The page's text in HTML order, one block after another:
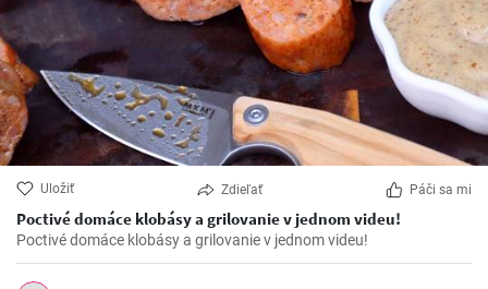
Uložiť Zdieľať Páči sa mi
Poctivé domáce klobásy a grilovanie v jednom videu!
Poctivé domáce klobásy a grilovanie v jednom videu!